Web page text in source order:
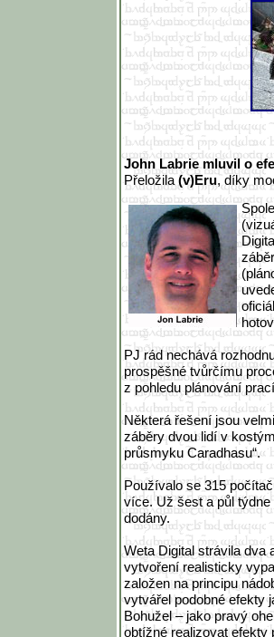
John Labrie mluvil o
Přeložila (v)Eru, díky
PJ rád nechává
prospěšné tvůrčímu
z pohledu plánování
Některá řešení jsou
záběry dvou lidí v
průsmyku Caradhasu“.
Používalo se 315
více. Už šest a půl
dodány.
Weta Digital strávila dva
vytvoření realisticky
založen na principu
vytvářel podobné efekty
Bohužel – jako pravý
obtížné realizovat efekty